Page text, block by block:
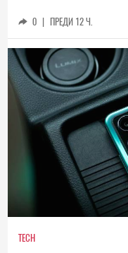
0 | ПРЕДИ 12 Ч.
TECH